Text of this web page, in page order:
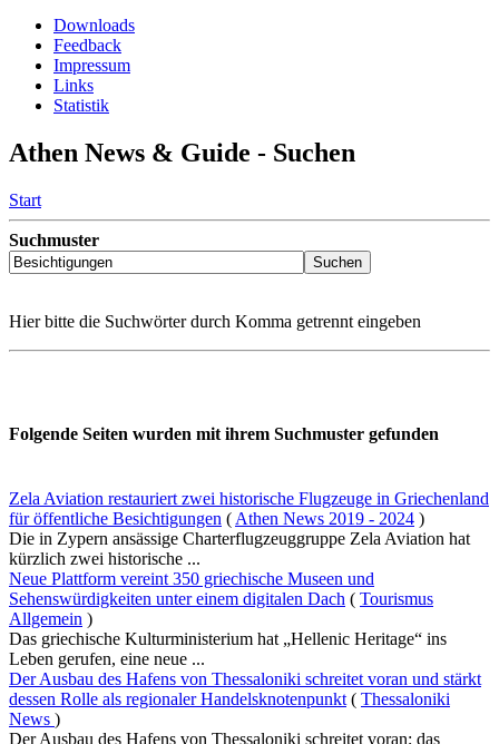
Downloads
Feedback
Impressum
Links
Statistik
Athen News & Guide - Suchen
Start
Suchmuster
Hier bitte die Suchwörter durch Komma getrennt eingeben
Folgende Seiten wurden mit ihrem Suchmuster gefunden
Zela Aviation restauriert zwei historische Flugzeuge in Griechenland
für öffentliche Besichtigungen ( Athen News 2019 - 2024 )
Die in Zypern ansässige Charterflugzeuggruppe Zela Aviation hat
kürzlich zwei historische ...
Neue Plattform vereint 350 griechische Museen und
Sehenswürdigkeiten unter einem digitalen Dach ( Tourismus
Allgemein )
Das griechische Kulturministerium hat „Hellenic Heritage“ ins
Leben gerufen, eine neue ...
Der Ausbau des Hafens von Thessaloniki schreitet voran und stärkt
dessen Rolle als regionaler Handelsknotenpunkt ( Thessaloniki
News )
Der Ausbau des Hafens von Thessaloniki schreitet voran; das